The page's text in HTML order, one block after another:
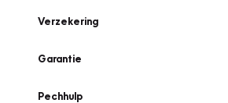
Verzekering
Garantie
Pechhulp